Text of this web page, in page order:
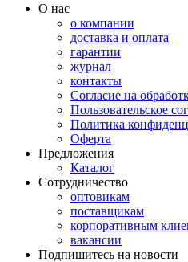
О нас
о компании
доставка и оплата
гарантии
журнал
контакты
Согласие на
Пользовательское
Политика
Оферта
Предложения
Каталог
Сотрудничество
оптовикам
поставщикам
корпоративным
вакансии
Подпишитесь на новости